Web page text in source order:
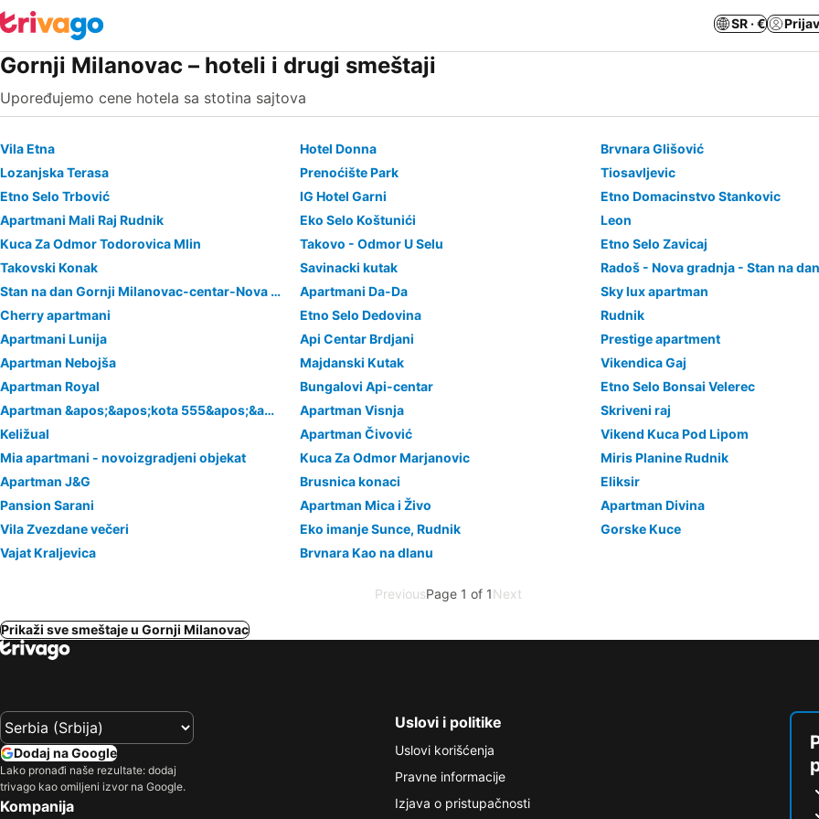
SR · €
Gornji Milanovac – hoteli i drugi smeštaji
Upoređujemo cene hotela sa stotina sajtova
Vila Etna Hotel Donna
Brvnara Glišović
Lozanjska Terasa
Prenoćište Park
Tiosavljevic
Etno Selo Trbović
IG Hotel Garni
Etno Domacinstvo Stankovic
Apartmani Mali Raj Rudnik
Eko Selo Koštunići
Leon
Kuca Za Odmor Todorovica Mlin
Takovo - Odmor U Selu
Etno Selo Zavicaj
Takovski Konak
Savinacki kutak
Radoš - Nova gradnja - Stan na dan
Stan na dan Gornji Milanovac-centar-Nova gradnja
Apartmani Da-Da
Sky lux apartman
Cherry apartmani
Etno Selo Dedovina
Rudnik
Apartmani Lunija
Api Centar Brdjani
Prestige apartment
Apartman Nebojša
Majdanski Kutak
Vikendica Gaj
Apartman Royal
Bungalovi Api-centar
Etno Selo Bonsai Velerec
Apartman &apos;&apos;kota 555&apos;&apos;
Apartman Visnja
Skriveni raj
Keližual
Apartman Čivović
Vikend Kuca Pod Lipom
Mia apartmani - novoizgradjeni objekat
Kuca Za Odmor Marjanovic
Miris Planine Rudnik
Apartman J&G
Brusnica konaci
Eliksir
Pansion Sarani
Apartman Mica i Živo
Apartman Divina
Vila Zvezdane večeri
Eko imanje Sunce, Rudnik
Gorske Kuce
Vajat Kraljevica
Brvnara Kao na dlanu
PreviousPage 1 of 1Next
Prikaži sve smeštaje u Gornji Milanovac
Dodaj na Google
Lako pronađi naše rezultate: dodaj
trivago kao omiljeni izvor na Google.
Kompanija
Uslovi i politike
Uslovi korišćenja
Pravne informacije
Izjava o pristupačnosti